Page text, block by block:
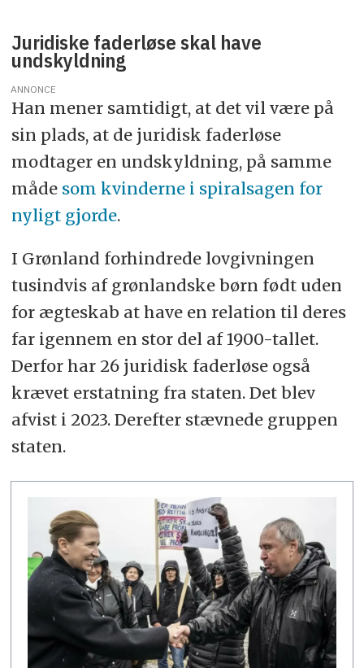
Juridiske faderløse skal have
undskyldning
ANNONCE
Han mener samtidigt, at det vil være på
sin plads, at de juridisk faderløse
modtager en undskyldning, på samme
måde som kvinderne i spiralsagen for
nyligt gjorde.
I Grønland forhindrede lovgivningen
tusindvis af grønlandske børn født uden
for ægteskab at have en relation til deres
far igennem en stor del af 1900-tallet.
Derfor har 26 juridisk faderløse også
krævet erstatning fra staten. Det blev
afvist i 2023. Derefter stævnede gruppen
staten.